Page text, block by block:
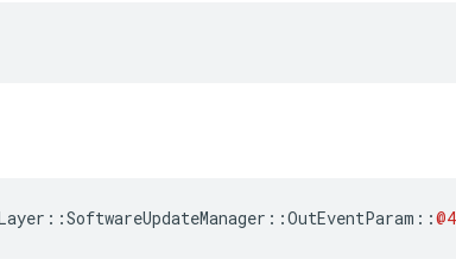
::SoftwareUpdateManager ::OutEventParam ::